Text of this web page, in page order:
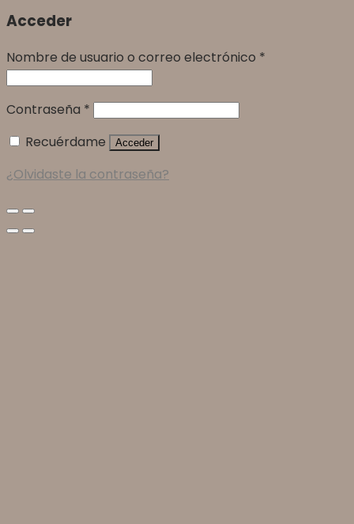
Acceder
Nombre de usuario o correo electrónico *
Contraseña *
Recuérdame
Acceder
¿Olvidaste la contraseña?